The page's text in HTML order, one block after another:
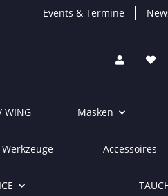
Events & Termine
WING Masken
Accessoires